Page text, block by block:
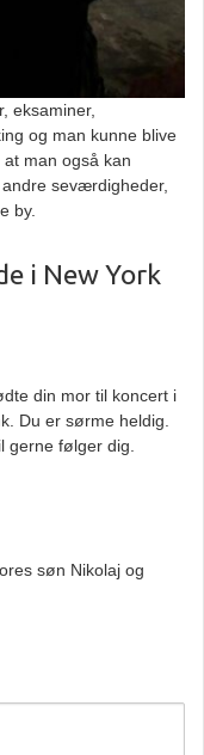
eksaminer,
og man kunne blive
man også kan
seværdigheder,
by.
i New York
din mor til koncert i
Du er sørme heldig.
gerne følger dig.
søn Nikolaj og